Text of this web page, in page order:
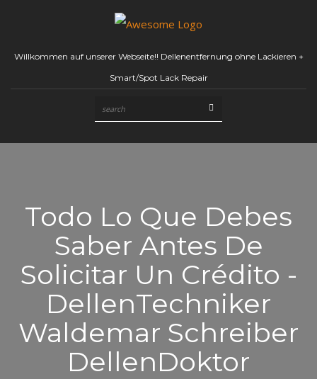
Willkommen auf unserer Webseite!! Dellenentfernung ohne Lackieren +
Smart/Spot Lack Repair
Todo Lo Que Debes
Saber Antes De
Solicitar Un Crédito -
DellenTechniker
Waldemar Schreiber
DellenDoktor